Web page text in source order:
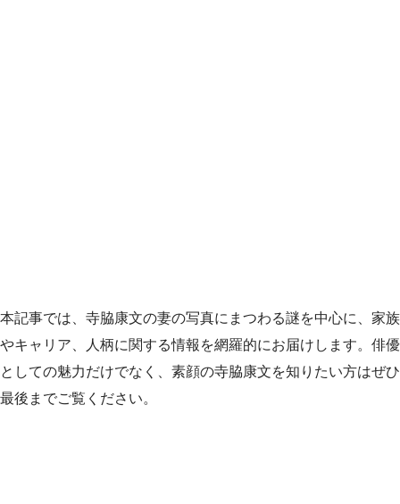
本記事では、寺脇康文の妻の写真にまつわる謎を中心に、家族
やキャリア、人柄に関する情報を網羅的にお届けします。俳優
としての魅力だけでなく、素顔の寺脇康文を知りたい方はぜひ
最後までご覧ください。